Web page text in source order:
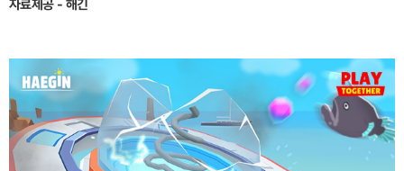
자료제공 - 해긴